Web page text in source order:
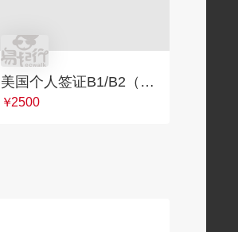
美国个人签证B1/B2（旅游/商务/探亲，面谈/免面谈，全国受理）
￥2500